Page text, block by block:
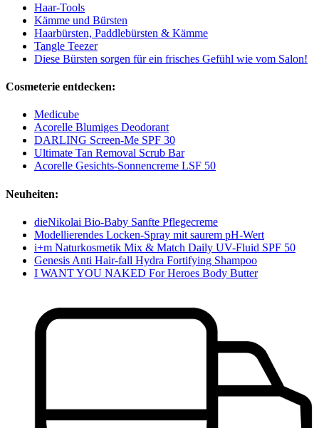
Haar-Tools
Kämme und Bürsten
Haarbürsten, Paddlebürsten & Kämme
Tangle Teezer
Diese Bürsten sorgen für ein frisches Gefühl wie vom Salon!
Cosmeterie entdecken:
Medicube
Acorelle Blumiges Deodorant
DARLING Screen-Me SPF 30
Ultimate Tan Removal Scrub Bar
Acorelle Gesichts-Sonnencreme LSF 50
Neuheiten:
dieNikolai Bio-Baby Sanfte Pflegecreme
Modellierendes Locken-Spray mit saurem pH-Wert
i+m Naturkosmetik Mix & Match Daily UV-Fluid SPF 50
Genesis Anti Hair-fall Hydra Fortifying Shampoo
I WANT YOU NAKED For Heroes Body Butter